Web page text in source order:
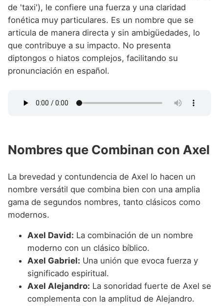
de 'taxi'), le confiere una fuerza y una claridad
fonética muy particulares. Es un nombre que se
articula de manera directa y sin ambigüedades, lo
que contribuye a su impacto. No presenta
diptongos o hiatos complejos, facilitando su
pronunciación en español.
Nombres que Combinan con Axel
La brevedad y contundencia de Axel lo hacen un
nombre versátil que combina bien con una amplia
gama de segundos nombres, tanto clásicos como
modernos.
Axel David: La combinación de un nombre
moderno con un clásico bíblico.
Axel Gabriel: Una unión que evoca fuerza y
significado espiritual.
Axel Alejandro: La sonoridad fuerte de Axel se
complementa con la amplitud de Alejandro.